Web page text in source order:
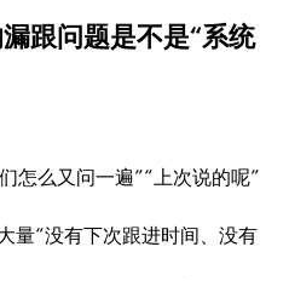
跟问题是不是“系统
怎么又问一遍”“上次说的呢”
量“没有下次跟进时间、没有